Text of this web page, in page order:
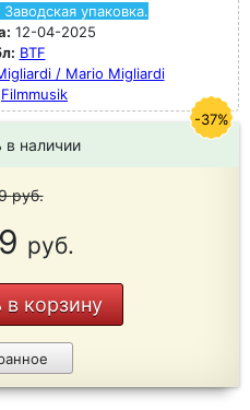
упаковка.
12-04-2025
BTF
/ Mario Migliardi
Filmmusik
в наличии
руб.
руб.
корзину
-37%